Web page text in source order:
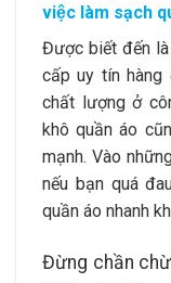
việc làm sạch
Được biết đến
cấp uy tín hàng
chất lượng ở
khô quần áo
mạnh. Vào
nếu bạn quá
quần áo nhanh
Đừng chần